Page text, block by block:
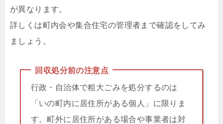
が異なります。
詳しくは町内会や集合住宅の管理者まで確認をしてみ
ましょう。
回収処分前の注意点
行政・自治体で粗大ごみを処分するのは
「いの町内に居住所がある個人」に限りま
す。町外に居住所がある場合や事業者は対